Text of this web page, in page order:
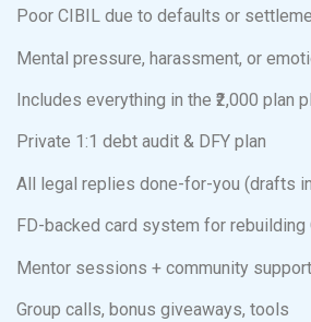
Poor CIBIL due to defaults or
Mental pressure, harassment, or
Includes everything in the ₹2,000 plan
Private 1:1 debt audit & DFY plan
All legal replies done-for-you (drafts
FD-backed card system for rebuilding
Mentor sessions + community support
Group calls, bonus giveaways, tools